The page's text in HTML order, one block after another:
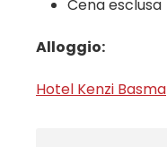
Cena esclusa
Alloggio:
Hotel Kenzi Basma